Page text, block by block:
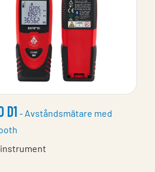
D1 - Avståndsmätare med